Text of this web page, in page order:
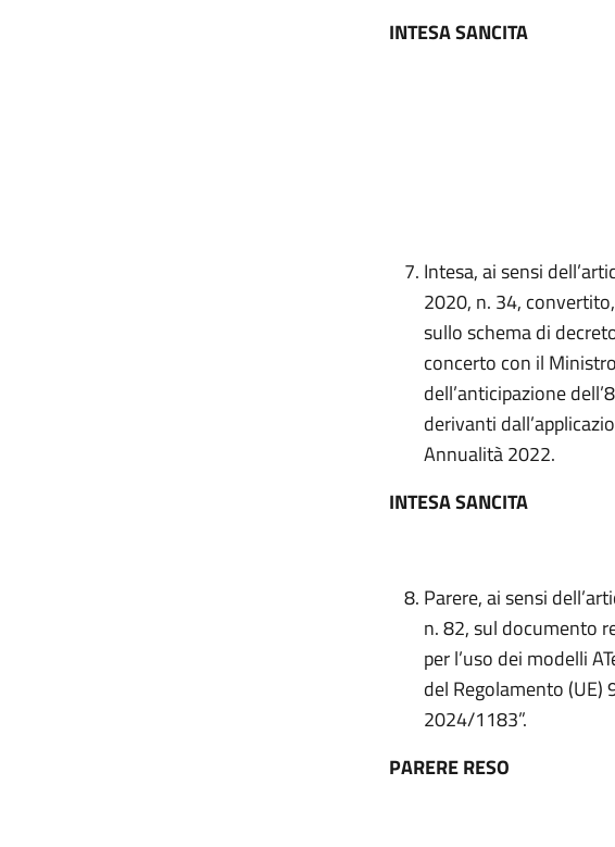
INTESA SANCITA
Intesa, ai sensi
2020, n. 34,
sullo schema di
concerto con il
dell’anticipazione
derivanti
Annualità 2022.
INTESA SANCITA
Parere, ai sensi
n. 82, sul documento
per l’uso dei modelli
del Regolamento
2024/1183”.
PARERE RESO